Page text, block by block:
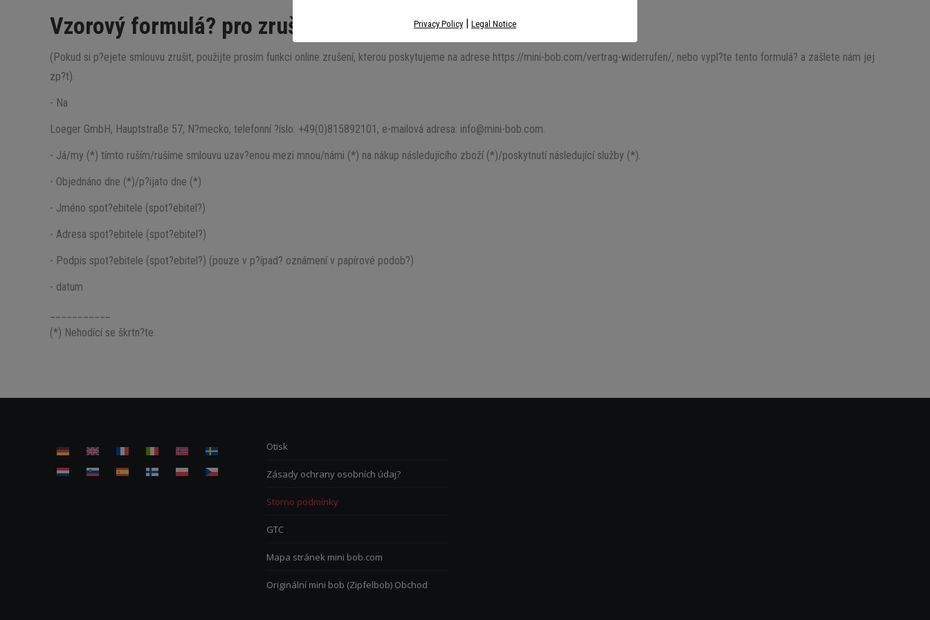
Vzorový formulá? pro zrušení
(Pokud si p?ejete smlouvu zrušit, použijte prosím funkci online zrušení, kterou poskytujeme na adrese https://mini-bob.com/vertrag-widerrufen/, nebo vypl?te tento formulá? a zašlete nám jej
zp?t).
- Na
Loeger GmbH, Hauptstraße 57, N?mecko, telefonní ?íslo: +49(0)815892101, e-mailová adresa: info@mini-bob.com.
- Já/my (*) tímto ruším/rušíme smlouvu uzav?enou mezi mnou/námi (*) na nákup následujícího zboží (*)/poskytnutí následující služby (*).
- Objednáno dne (*)/p?ijato dne (*)
- Jméno spot?ebitele (spot?ebitel?)
- Adresa spot?ebitele (spot?ebitel?)
- Podpis spot?ebitele (spot?ebitel?) (pouze v p?ípad? oznámení v papírové podob?)
- datum
(*) Nehodící se škrtn?te.
Otisk
Zásady ochrany osobních údaj?
Storno podmínky
GTC
Mapa stránek mini bob.com
Originální mini bob (Zipfelbob) Obchod
Privacy Policy | Legal Notice